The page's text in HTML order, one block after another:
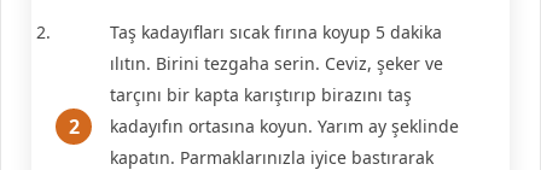
Taş kadayıfları sıcak fırına koyup 5 dakika
ılıtın. Birini tezgaha serin. Ceviz, şeker ve
tarçını bir kapta karıştırıp birazını taş
kadayıfın ortasına koyun. Yarım ay şeklinde
kapatın. Parmaklarınızla iyice bastırarak